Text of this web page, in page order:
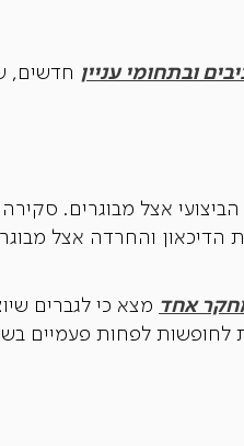
ובתחומי עניין חדשים,
והחרדה אצל
אחד מצא כי לגברים
שיוצאות לחופשות לפחות